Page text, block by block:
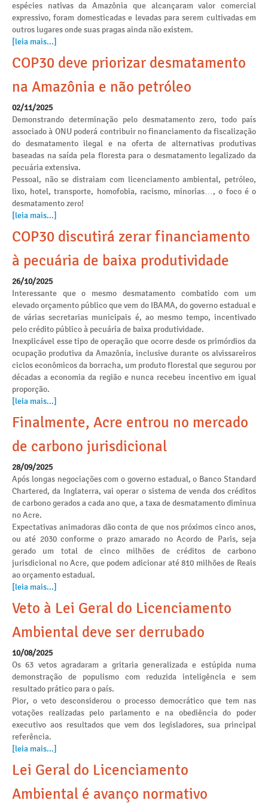
espécies nativas da Amazônia que alcançaram valor comercial
expressivo, foram domesticadas e levadas para serem cultivadas em
outros lugares onde suas pragas ainda não existem.
[leia mais...]
COP30 deve priorizar desmatamento
na Amazônia e não petróleo
02/11/2025
Demonstrando determinação pelo desmatamento zero, todo país
associado à ONU poderá contribuir no financiamento da fiscalização
do desmatamento ilegal e na oferta de alternativas produtivas
baseadas na saída pela floresta para o desmatamento legalizado da
pecuária extensiva.
Pessoal, não se distraiam com licenciamento ambiental, petróleo,
lixo, hotel, transporte, homofobia, racismo, minorias…, o foco é o
desmatamento zero!
[leia mais...]
COP30 discutirá zerar financiamento
à pecuária de baixa produtividade
26/10/2025
Interessante que o mesmo desmatamento combatido com um
elevado orçamento público que vem do IBAMA, do governo estadual e
de várias secretarias municipais é, ao mesmo tempo, incentivado
pelo crédito público à pecuária de baixa produtividade.
Inexplicável esse tipo de operação que ocorre desde os primórdios da
ocupação produtiva da Amazônia, inclusive durante os alvissareiros
ciclos econômicos da borracha, um produto florestal que segurou por
décadas a economia da região e nunca recebeu incentivo em igual
proporção.
[leia mais...]
Finalmente, Acre entrou no mercado
de carbono jurisdicional
28/09/2025
Após longas negociações com o governo estadual, o Banco Standard
Chartered, da Inglaterra, vai operar o sistema de venda dos créditos
de carbono gerados a cada ano que, a taxa de desmatamento diminua
no Acre.
Expectativas animadoras dão conta de que nos próximos cinco anos,
ou até 2030 conforme o prazo amarado no Acordo de Paris, seja
gerado um total de cinco milhões de créditos de carbono
jurisdicional no Acre, que podem adicionar até 810 milhões de Reais
ao orçamento estadual.
[leia mais...]
Veto à Lei Geral do Licenciamento
Ambiental deve ser derrubado
10/08/2025
Os 63 vetos agradaram a gritaria generalizada e estúpida numa
demonstração de populismo com reduzida inteligência e sem
resultado prático para o país.
Pior, o veto desconsiderou o processo democrático que tem nas
votações realizadas pelo parlamento e na obediência do poder
executivo aos resultados que vem dos legisladores, sua principal
referência.
[leia mais...]
Lei Geral do Licenciamento
Ambiental é avanço normativo